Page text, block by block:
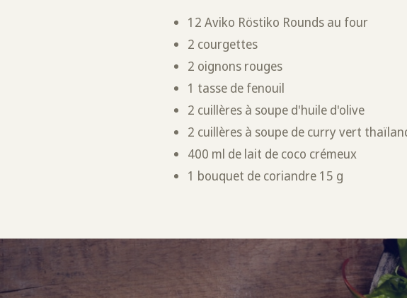
12 Aviko Röstiko Rounds au four
2 courgettes
2 oignons rouges
1 tasse de fenouil
2 cuillères à soupe d'huile d'olive
2 cuillères à soupe de curry vert
400 ml de lait de coco crémeux
1 bouquet de coriandre 15 g